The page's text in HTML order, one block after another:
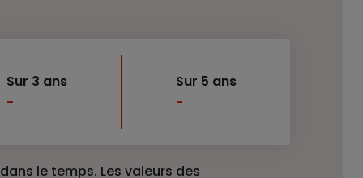
Sur 3 ans
-
Sur 5 ans
-
le temps. Les valeurs des